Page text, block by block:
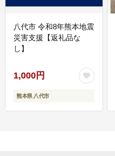
八代市 令和8年熊本地震
災害支援【返礼品な
し】
1,000円
熊本県 八代市